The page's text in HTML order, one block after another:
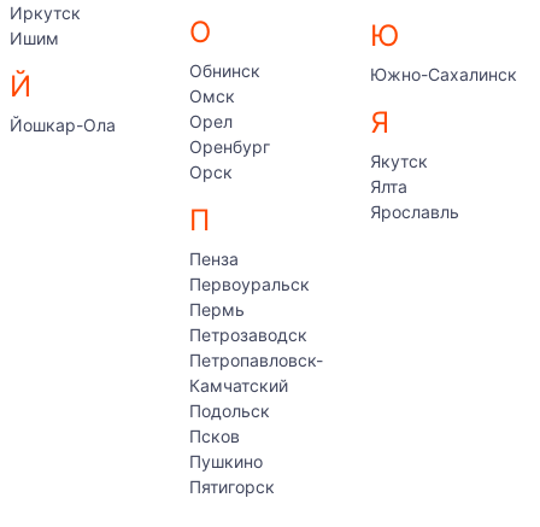
Иркутск
Ишим
Й
Йошкар-Ола
О
Обнинск
Омск
Орел
Оренбург
Орск
П
Пенза
Первоуральск
Пермь
Петрозаводск
Петропавловск-
Камчатский
Подольск
Псков
Пушкино
Пятигорск
Ю
Южно-Сахалинск
Я
Якутск
Ялта
Ярославль